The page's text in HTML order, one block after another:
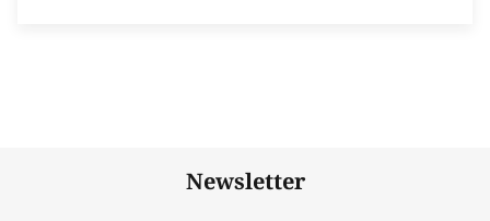
Newsletter